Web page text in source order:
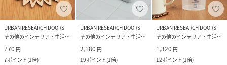
URBAN RESEARCH DOORS
その他のインテリア・生活雑貨
770 円
7ポイント(1倍)
URBAN RESEARCH DOORS
その他のインテリア・生活雑貨
2,180 円
19ポイント(1倍)
URBAN RESEARCH DOORS
その他のインテリア・生活雑貨
1,320 円
12ポイント(1倍)